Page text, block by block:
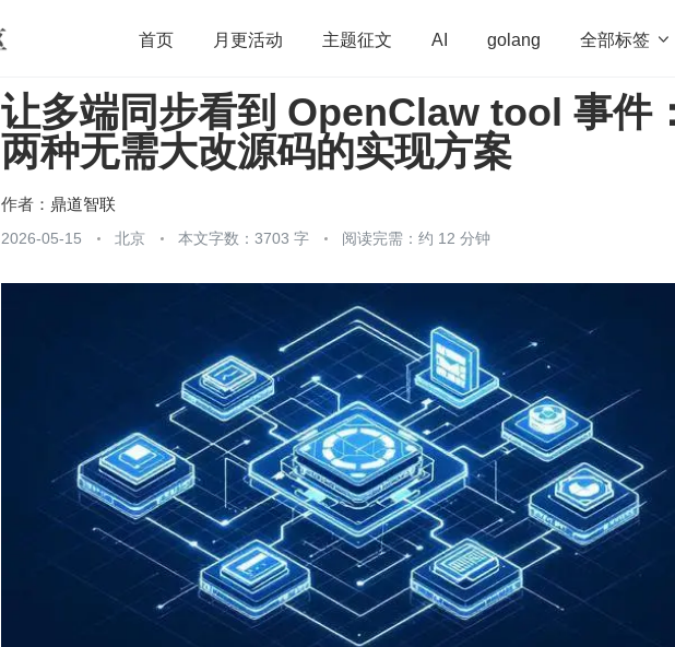
首页 月更活动 主题征文 AI golang 全部标签 
开源 架构 OpenHarmony 算法 学习方法 Web3.0 高
团队管理 程序员 运维 深度思考 低代码
让多端同步看到 OpenClaw tool 事件
两种无需大改源码的实现方案
作者： 鼎道智联
2026-05-15 北京 本文字数：3703 字 阅读完需：约 12 分钟